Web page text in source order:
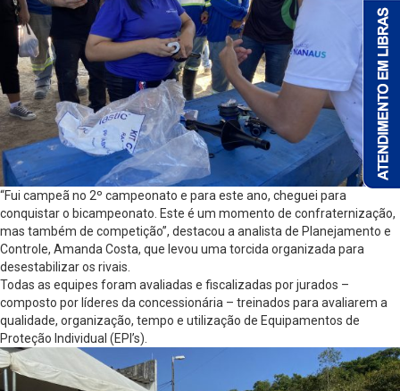
“Fui campeã no 2º campeonato e para este ano, cheguei para
conquistar o bicampeonato. Este é um momento de confraternização,
mas também de competição”, destacou a analista de Planejamento e
Controle, Amanda Costa, que levou uma torcida organizada para
desestabilizar os rivais.
Todas as equipes foram avaliadas e fiscalizadas por jurados –
composto por líderes da concessionária – treinados para avaliarem a
qualidade, organização, tempo e utilização de Equipamentos de
Proteção Individual (EPI’s).